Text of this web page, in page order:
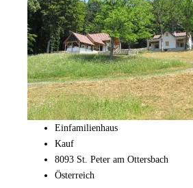
Einfamilienhaus
Kauf
8093 St. Peter am Ottersbach
Österreich